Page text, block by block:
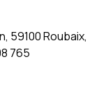
59100 Roubaix,
765